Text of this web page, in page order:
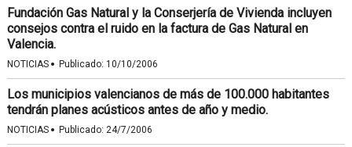
Fundación Gas Natural y la Conserjería de Vivienda incluyen
consejos contra el ruido en la factura de Gas Natural en
Valencia.
NOTICIAS · Publicado: 10/10/2006
Los municipios valencianos de más de 100.000 habitantes
tendrán planes acústicos antes de año y medio.
NOTICIAS · Publicado: 24/7/2006